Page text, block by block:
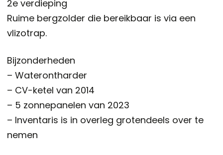
2e verdieping
Ruime bergzolder die bereikbaar is via een
vlizotrap.
Bijzonderheden
– Waterontharder
– CV-ketel van 2014
– 5 zonnepanelen van 2023
– Inventaris is in overleg grotendeels over te
nemen